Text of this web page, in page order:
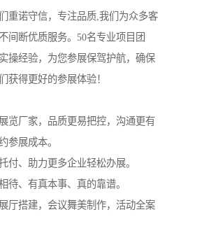
重诺守信，专注品质,我们为众多客
间断优质服务。50名专业项目团
操经验，为您参展保驾护航，确保
获得更好的参展体验！
览厂家，品质更易把控，沟通更有
参展成本。
付、助力更多企业轻松办展。
待、有真本事、真的靠谱。
厅搭建，会议舞美制作，活动全案